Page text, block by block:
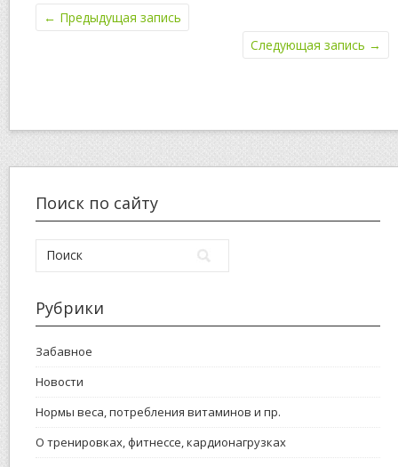
← Предыдущая запись
Следующая запись →
Поиск по сайту
Рубрики
Забавное
Новости
Нормы веса, потребления витаминов и пр.
О тренировках, фитнессе, кардионагрузках